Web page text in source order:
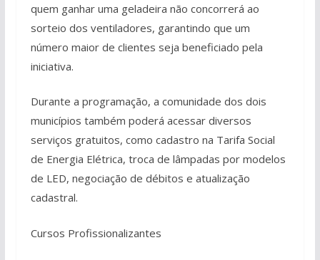
quem ganhar uma geladeira não concorrerá ao
sorteio dos ventiladores, garantindo que um
número maior de clientes seja beneficiado pela
iniciativa.
Durante a programação, a comunidade dos dois
municípios também poderá acessar diversos
serviços gratuitos, como cadastro na Tarifa Social
de Energia Elétrica, troca de lâmpadas por modelos
de LED, negociação de débitos e atualização
cadastral.
Cursos Profissionalizantes